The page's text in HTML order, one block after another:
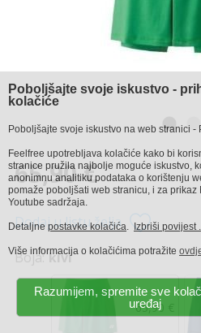
65,90 €
Dodaj u listu želja
Boja: kivi
65,90 €
Poboljšajte svoje iskustvo -
kolačiće
Poboljšajte svoje iskustvo na web stranici -
Feelfree upotrebljava kolačiće kako bi
stranice pružila najbolje moguće iskustvo,
anonimnu analitiku podataka o korištenju
pomaže poboljšati web stranicu, i za prikaz
Youtube sadržaja.
Detaljne postavke kolačića. Izbriši povijest .
Više informacija o kolačićima potražite
Razumijem, spremite sve
uređaj